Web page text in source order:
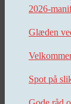
2026-
Glæden
Spot på